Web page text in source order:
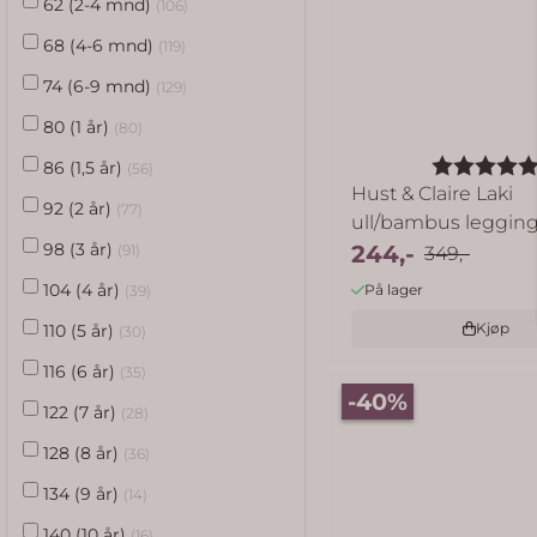
62 (2-4 mnd) (106)
68 (4-6 mnd) (119)
74 (6-9 mnd) (129)
80 (1 år) (80)
86 (1,5 år) (56)
92 (2 år) (77)
98 (3 år) (91)
104 (4 år) (39)
110 (5 år) (30)
116 (6 år) (35)
122 (7 år) (28)
128 (8 år) (36)
134 (9 år) (14)
Karakter:
Hust & Claire Laki
ull/bambus
...
244,- 349,-
På lager
Kjøp
-40%